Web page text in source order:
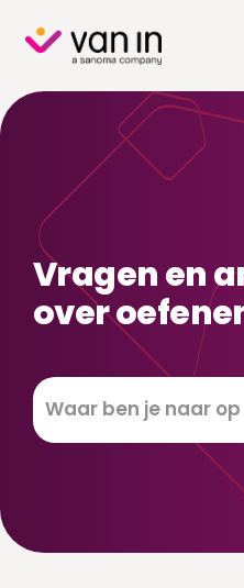
content
Vragen en
over
Zoeken